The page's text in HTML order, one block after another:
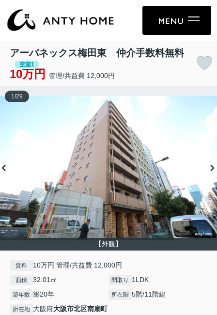
アーバネックス梅田東 仲介手数料無料
空室1
10万円 管理/共益費 12,000円
【外観】
1 /29
賃料 10万円 管理/共益費 12,000円
面積 32.01㎡ 間取り 1LDK
築年数 築20年 所在階 5階/11階建
所在地 大阪府大阪市北区南扇町